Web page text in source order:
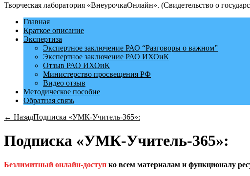
Творческая лаборатория «ВнеурочкаОнлайн». (Свидетельство о
Главная
Краткое описание
Экспертиза
Экспертное заключение РАО “Разговоры о важном”
Экспертное заключение РАО ИХОиК
Отзыв РАО ИХОиК
Министерство просвещения РФ
Видео отзыв
Методическое пособие
Обратная связь
← НазадПодписка «УМК-Учитель-365»:
Подписка «УМК-Учитель-365»:
Безлимитный онлайн-доступ ко всем материалам и функционалу